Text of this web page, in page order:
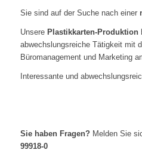
Sie sind auf der Suche nach einer
Unsere Plastikkarten-Produktion
abwechslungsreiche Tätigkeit mit
Büromanagement und Marketing
Interessante und
Sie haben Fragen? Melden Sie
99918-0